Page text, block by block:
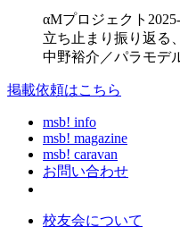
αMプロジェクト
立ち止まり振り返る
中野裕介／パラモデ
掲載依頼はこちら
msb! info
msb! magazine
msb! caravan
お問い合わせ
校友会について